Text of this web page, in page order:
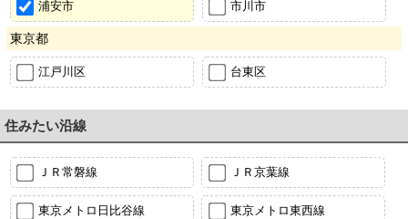
浦安市 市川市
東京都
江戸川区 台東区
住みたい沿線
ＪＲ常磐線 ＪＲ京葉線
東京メトロ日比谷線 東京メトロ東西線